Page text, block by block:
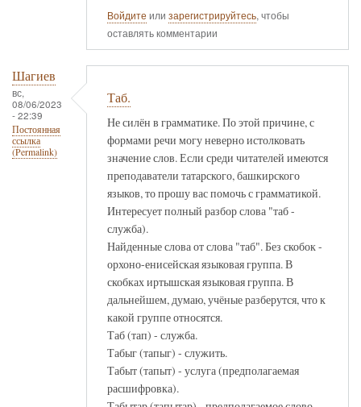
Войдите или зарегистрируйтесь, чтобы
оставлять комментарии
Шагиев
вс,
08/06/2023
- 22:39
Постоянная
ссылка
(Permalink)
Таб.
Не силён в грамматике. По этой причине, с
формами речи могу неверно истолковать
значение слов. Если среди читателей имеются
преподаватели татарского, башкирского
языков, то прошу вас помочь с грамматикой.
Интересует полный разбор слова "таб -
служба).
Найденные слова от слова "таб". Без скобок -
орхоно-енисейская языковая группа. В
скобках иртышская языковая группа. В
дальнейшем, думаю, учёные разберутся, что к
какой группе относятся.
Таб (тап) - служба.
Табыг (тапыг) - служить.
Табыт (тапыт) - услуга (предполагаемая
расшифровка).